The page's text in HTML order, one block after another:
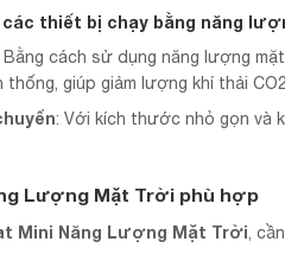
thiết bị chạy bằng năng
Bằng cách sử dụng năng lượng
giúp giảm lượng khí thải CO2.
: Với kích thước nhỏ gọn và
Lượng Mặt Trời phù hợp
Mini Năng Lượng Mặt Trời ,